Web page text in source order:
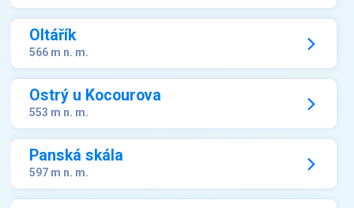
Oltářík
566 m n. m.
Ostrý u Kocourova
553 m n. m.
Panská skála
597 m n. m.